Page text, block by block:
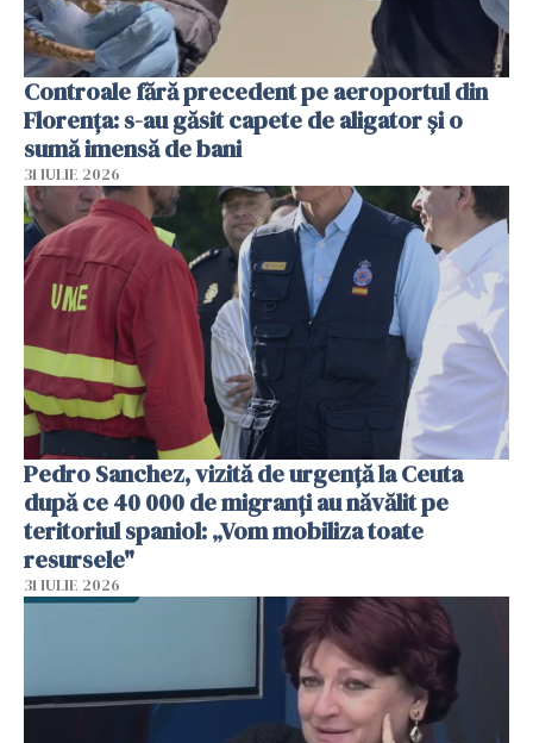
Controale fără precedent pe aeroportul din
Florența: s-au găsit capete de aligator și o
sumă imensă de bani
31 IULIE 2026
Pedro Sanchez, vizită de urgență la Ceuta
după ce 40 000 de migranți au năvălit pe
teritoriul spaniol: „Vom mobiliza toate
resursele"
31 IULIE 2026